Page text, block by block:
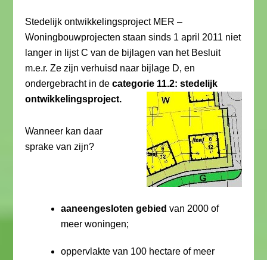
Stedelijk ontwikkelingsproject MER –
Woningbouwprojecten staan sinds 1 april 2011 niet
langer in lijst C van de bijlagen van het Besluit
m.e.r. Ze zijn verhuisd naar bijlage D, en
ondergebracht in decategorie 11.2: stedelijk
ontwikkelingsproject.
Wanneer kan daar
sprake van zijn?
aaneengesloten gebied van 2000 of
meer woningen;
oppervlakte van 100 hectare of meer